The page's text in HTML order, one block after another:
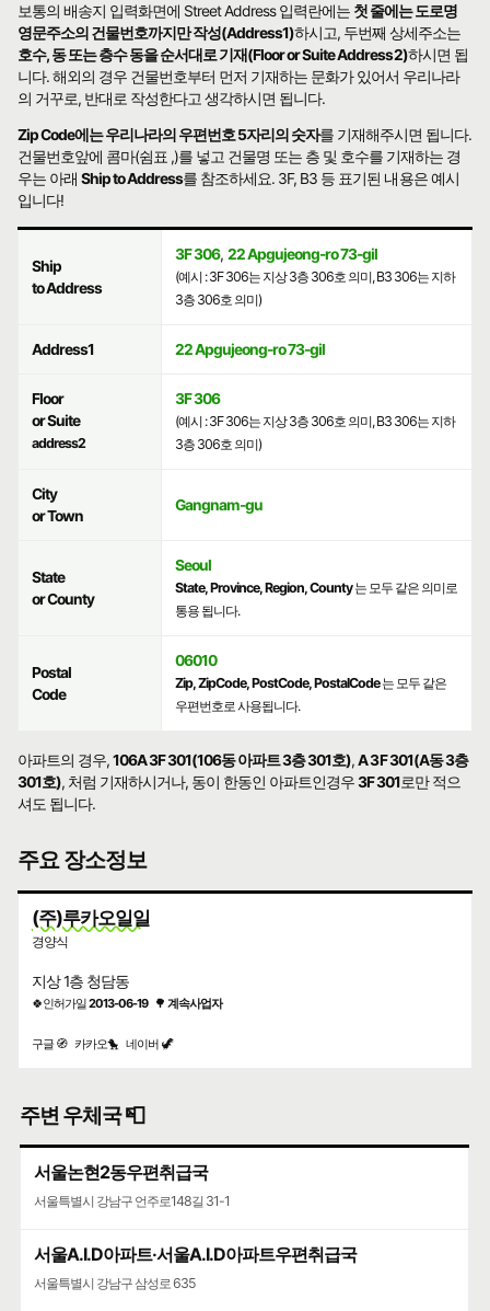
보통의 배송지 입력화면에 Street Address 입력란에는 첫 줄에는 도로명
영문주소의 건물번호까지만 작성(Address1)하시고, 두번째 상세주소는
호수, 동 또는 층수 동을 순서대로 기재(Floor or Suite Address2)하시면 됩
니다. 해외의 경우 건물번호부터 먼저 기재하는 문화가 있어서 우리나라
의 거꾸로, 반대로 작성한다고 생각하시면 됩니다.
Zip Code에는 우리나라의 우편번호 5자리의 숫자를 기재해주시면 됩니다.
건물번호앞에 콤마(쉼표 ,)를 넣고 건물명 또는 층 및 호수를 기재하는 경
우는 아래Ship to Address를 참조하세요. 3F, B3 등 표기된 내용은 예시
입니다!
Ship
to Address
3F 306, 22 Apgujeong-ro 73-gil
(예시 : 3F 306는 지상 3층 306호 의미, B3 306는 지하
3층 306호 의미)
Address1 22 Apgujeong-ro 73-gil
Floor
or Suite
address2
3F 306
(예시 : 3F 306는 지상 3층 306호 의미, B3 306는 지하
3층 306호 의미)
City
or Town
Gangnam-gu
State
or County
Seoul
State, Province, Region, County는 모두 같은 의미로
통용 됩니다.
Postal
Code
06010
Zip, ZipCode, PostCode, PostalCode는 모두 같은
우편번호로 사용됩니다.
아파트의 경우,106A 3F 301(106동 아파트 3층 301호),A 3F 301(A동 3층
301호), 처럼 기재하시거나, 동이 한동인 아파트인경우3F 301로만 적으
셔도 됩니다.
주요 장소정보
(주)루카오일일
경양식
지상 1층 청담동
🍀인허가일2013-06-19 🌳 계속사업자
구글 🧭 카카오🐤 네이버 🦖
주변 우체국 📮
서울논현2동우편취급국
서울특별시 강남구 언주로148길 31-1
서울A.I.D아파트·서울A.I.D아파트우편취급국
서울특별시 강남구 삼성로 635